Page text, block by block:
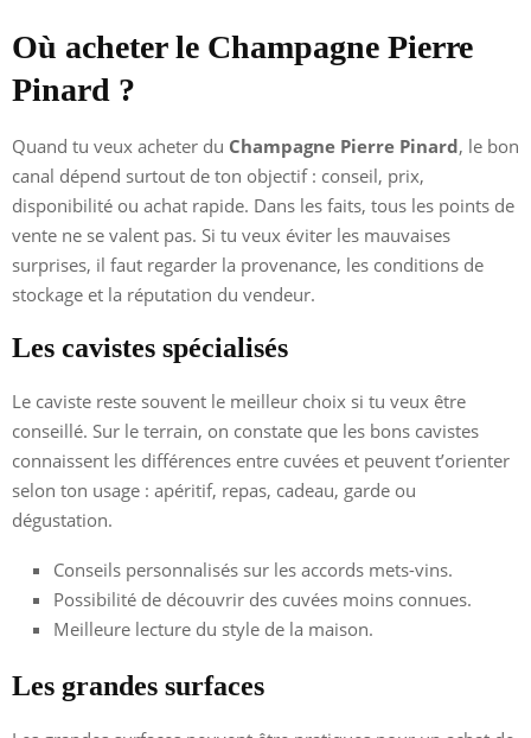
Où acheter le Champagne Pierre
Pinard ?
Quand tu veux acheter du Champagne Pierre Pinard, le bon
canal dépend surtout de ton objectif : conseil, prix,
disponibilité ou achat rapide. Dans les faits, tous les points de
vente ne se valent pas. Si tu veux éviter les mauvaises
surprises, il faut regarder la provenance, les conditions de
stockage et la réputation du vendeur.
Les cavistes spécialisés
Le caviste reste souvent le meilleur choix si tu veux être
conseillé. Sur le terrain, on constate que les bons cavistes
connaissent les différences entre cuvées et peuvent t’orienter
selon ton usage : apéritif, repas, cadeau, garde ou
dégustation.
Conseils personnalisés sur les accords mets-vins.
Possibilité de découvrir des cuvées moins connues.
Meilleure lecture du style de la maison.
Les grandes surfaces